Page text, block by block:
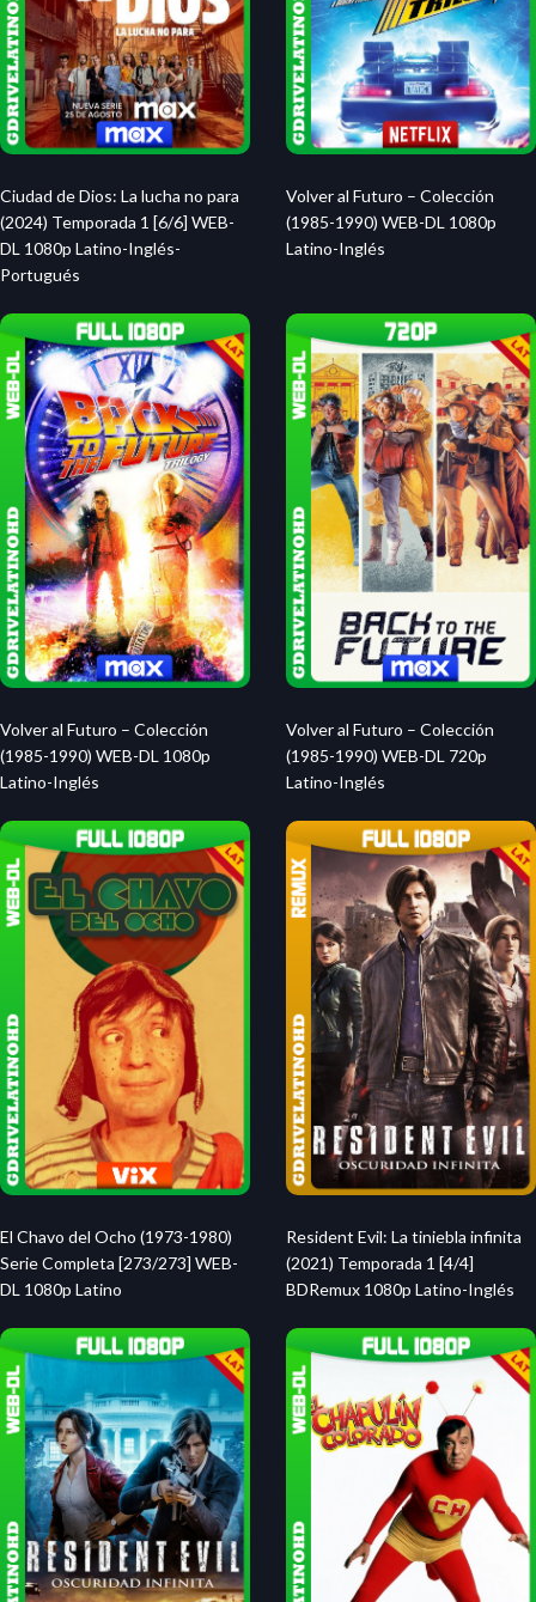
Ciudad de Dios: La lucha no para
(2024) Temporada 1 [6/6] WEB-
DL 1080p Latino-Inglés-
Portugués
Volver al Futuro – Colección
(1985-1990) WEB-DL 1080p
Latino-Inglés
Volver al Futuro – Colección
(1985-1990) WEB-DL 1080p
Latino-Inglés
Volver al Futuro – Colección
(1985-1990) WEB-DL 720p
Latino-Inglés
El Chavo del Ocho (1973-1980)
Serie Completa [273/273] WEB-
DL 1080p Latino
Resident Evil: La tiniebla infinita
(2021) Temporada 1 [4/4]
BDRemux 1080p Latino-Inglés